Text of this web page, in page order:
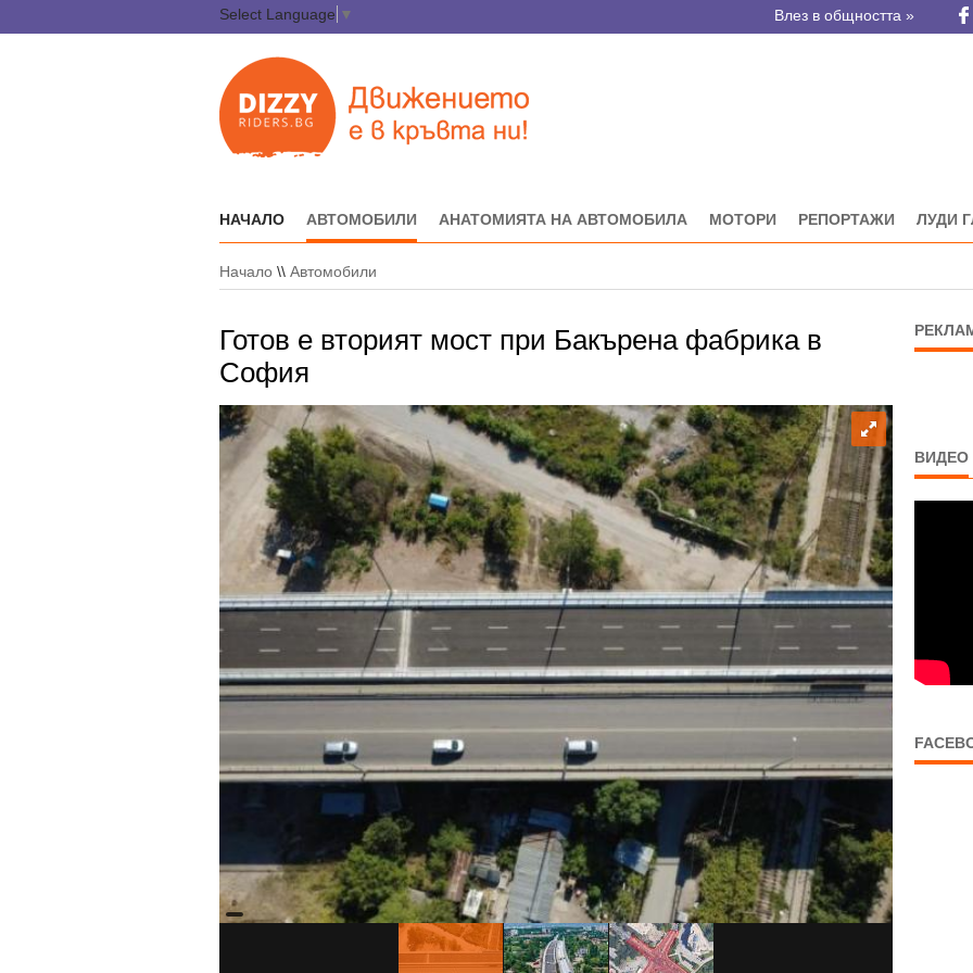
Select Language ▼ Влез в общността »
НАЧАЛО АВТОМОБИЛИ АНАТОМИЯТА НА АВТОМОБИЛА МОТОРИ РЕПОРТАЖИ ЛУДИ
Начало \\ Автомобили
Готов е вторият мост при Бакърена фабрика в
София
ВИДЕО